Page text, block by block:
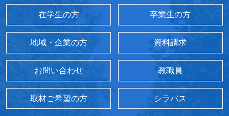
在学生の方 卒業生の方
地域・企業の方 資料請求
お問い合わせ 教職員
取材ご希望の方 シラバス